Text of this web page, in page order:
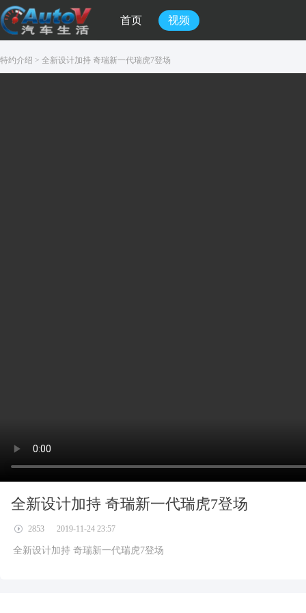
首页 视频
特约介绍 > 全新设计加持 奇瑞新一代瑞虎7登场
全新设计加持 奇瑞新一代瑞虎7登场
2853 2019-11-24 23:57
全新设计加持 奇瑞新一代瑞虎7登场